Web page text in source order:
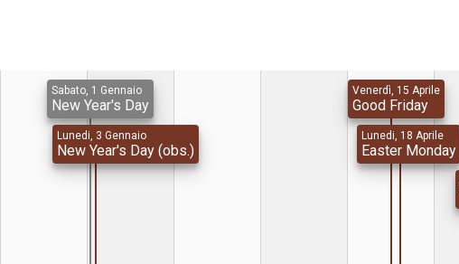
Sabato, 1 Gennaio
New Year's Day
Lunedi, 3 Gennaio
New Year's Day (obs.)
Venerdì, 15 Aprile
Good Friday
Lunedi, 18 Aprile
Easter Monday